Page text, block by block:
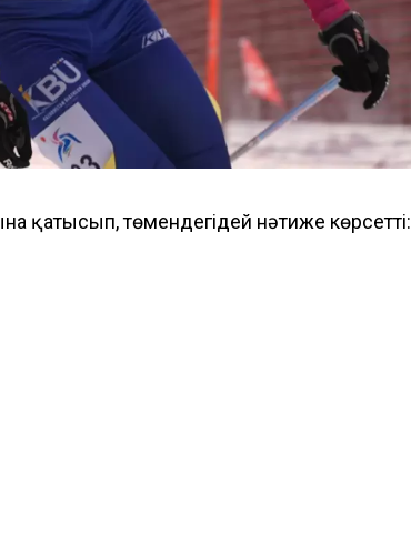
қатысып, төмендегідей нәтиже көрсетті: